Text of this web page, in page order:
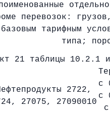
перевозок:
тарифным
типа;
21 таблицы 10.2.1
2722,
27075, 27090010
с
с